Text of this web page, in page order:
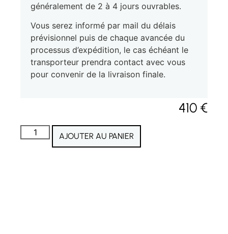
généralement de 2 à 4 jours ouvrables.
Vous serez informé par mail du délais
prévisionnel puis de chaque avancée du
processus d’expédition, le cas échéant le
transporteur prendra contact avec vous
pour convenir de la livraison finale.
410 €
AJOUTER AU PANIER